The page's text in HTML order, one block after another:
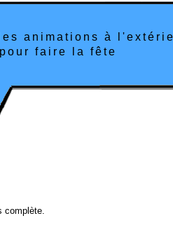
animations à
faire la fête
complète.